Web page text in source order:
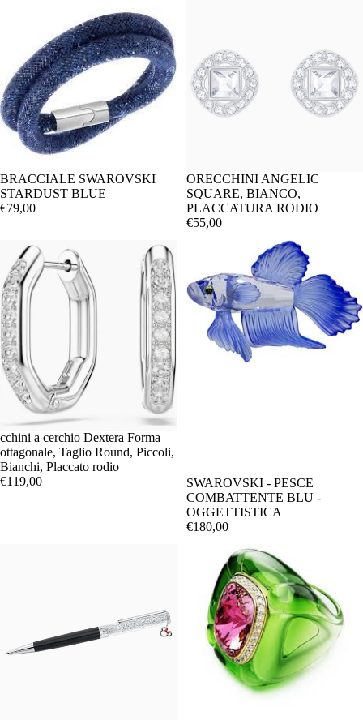
BRACCIALE SWAROVSKI
STARDUST BLUE
€79,00
ORECCHINI ANGELIC
SQUARE, BIANCO,
PLACCATURA RODIO
€55,00
cchini a cerchio Dextera Forma
ottagonale, Taglio Round, Piccoli,
Bianchi, Placcato rodio
€119,00
SWAROVSKI - PESCE
COMBATTENTE BLU -
OGGETTISTICA
€180,00